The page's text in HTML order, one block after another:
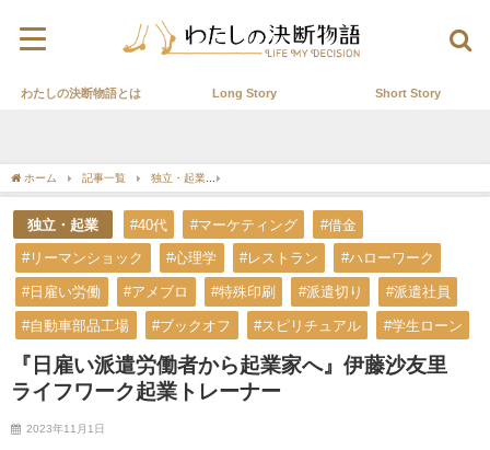
わたしの決断物語とは Long Story Short Story
ホーム 記事一覧 独立・起業
独立・起業 #40代 #マーケティング #借金
#リーマンショック #心理学 #レストラン #ハローワーク
#日雇い労働 #アメブロ #特殊印刷 #派遣切り #派遣社員
#自動車部品工場 #ブックオフ #スピリチュアル #学生ローン
『日雇い派遣労働者から起業家へ』伊藤沙友里
ライフワーク起業トレーナー
2023年11月1日